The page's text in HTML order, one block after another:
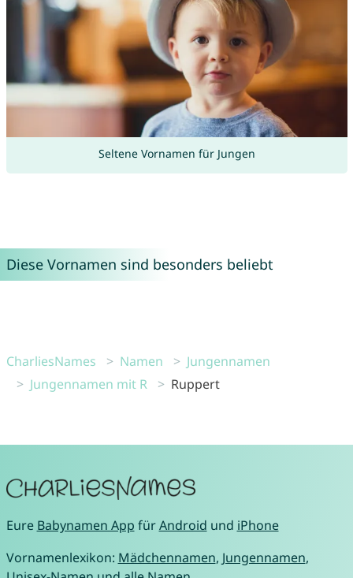
Seltene Vornamen für Jungen
Diese Vornamen sind besonders beliebt
CharliesNames Namen
Jungennamen
Jungennamen mit R
Ruppert
Eure Babynamen App fürAndroid und iPhone
Vornamenlexikon: Mädchennamen, Jungennamen,